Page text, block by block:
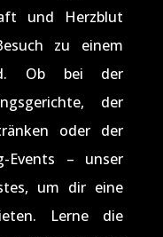
und Herzblut
zu einem
Ob bei der
der
oder der
Events – unser
um dir eine
Lerne die